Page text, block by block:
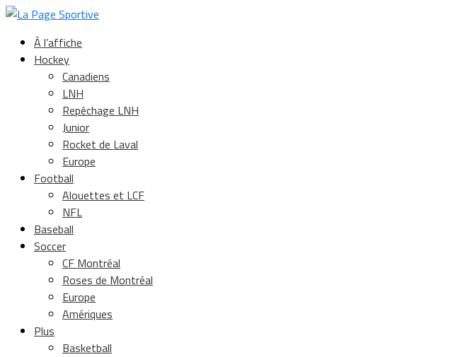
À l’affiche
Hockey
Canadiens
LNH
Repêchage LNH
Junior
Rocket de Laval
Europe
Football
Alouettes et LCF
NFL
Baseball
Soccer
CF Montréal
Roses de Montréal
Europe
Amériques
Plus
Basketball